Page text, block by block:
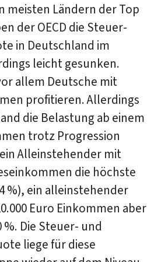
meisten Ländern der Top
der OECD die Steuer-
in Deutschland im
leicht gesunken.
allem Deutsche mit
profitieren. Allerdings
die Belastung ab einem
trotz Progression
Alleinstehender mit
die höchste
%), ein alleinstehender
Euro Einkommen aber
Die Steuer- und
liege für diese